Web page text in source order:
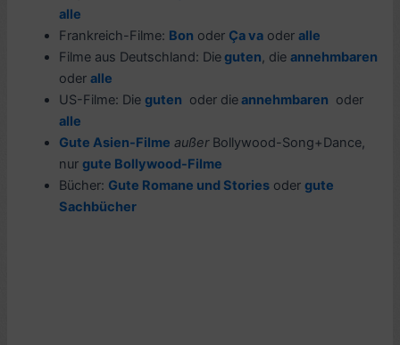
alle
Frankreich-Filme: Bon oder Ça va oderalle
Filme aus Deutschland: Dieguten, dieannehmbaren
oderalle
US-Filme: Dieguten oder dieannehmbaren oder
alle
Gute Asien-Filme außer Bollywood-Song+Dance,
nurgute Bollywood-Filme
Bücher: Gute Romane und Stories odergute
Sachbücher